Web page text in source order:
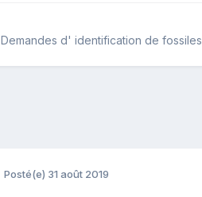
Demandes d' identification de fossiles
Posté(e) 31 août 2019